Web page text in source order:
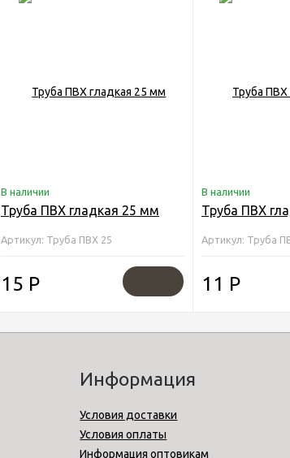
В наличии
Труба ПВХ гладкая 25 мм
Артикул: Труба ПВХ 25
15 Р
В наличии
Труба ПВХ
Артикул: Труба
11 Р
Информация
Условия доставки
Условия оплаты
Информация оптовикам